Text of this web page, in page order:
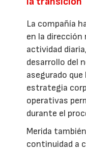
La compañía
en la
actividad
desarrollo del
asegurado
estrategia
operativas
durante el
Merida
continuidad a